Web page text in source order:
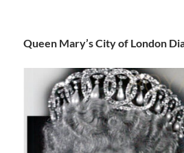
Queen Mary’s City of London